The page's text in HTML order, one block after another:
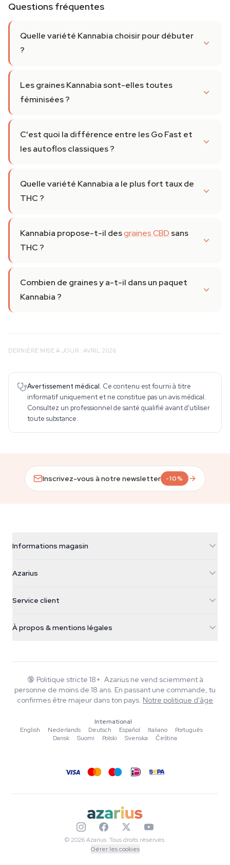
Questions fréquentes
Quelle variété Kannabia choisir pour débuter
?
Les graines Kannabia sont-elles toutes
féminisées ?
C'est quoi la différence entre les Go Fast et
les autoflos classiques ?
Quelle variété Kannabia a le plus fort taux de
THC ?
Kannabia propose-t-il desgraines CBD sans
THC ?
Combien de graines y a-t-il dans un paquet
Kannabia ?
DERNIÈRE MISE À JOUR : AVRIL 2026
Avertissement médical. Ce contenu est fourni à titre
informatif uniquement et ne constitue pas un avis médical.
Consultez un professionnel de santé qualifié avant d'utiliser
toute substance.
Inscrivez-vous à notre newsletter -10%
Informations magasin
Galvaniweg 11
Nederland
+31(0)204897914
Azarius
Smokeshop
Service client
Politique de retour
Politique de confidentialité
À propos & mentions légales
Wiki
Musique
Normes éditoriales
Outils & Calculateurs
🔞 Politique stricte 18+. Azarius ne vend sciemment à
personne de moins de 18 ans. En passant une commande, tu
confirmes être majeur dans ton pays. Notre politique d'âge
International
English
·Nederlands ·Deutsch ·Español ·Italiano ·Português
·
Dansk
·Suomi ·Polski ·Svenska ·Čeština
© 2026 Azarius. Tous droits réservés.
Gérer les cookies